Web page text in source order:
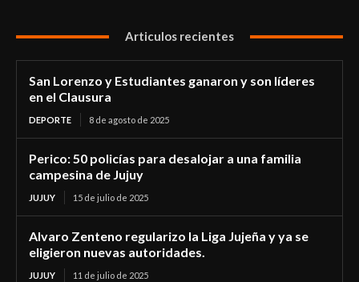
Articulos recientes
San Lorenzo y Estudiantes ganaron y son líderes
en el Clausura
DEPORTE 8 de agosto de 2025
Perico: 50 policías para desalojar a una familia
campesina de Jujuy
JUJUY 15 de julio de 2025
Alvaro Zenteno regularizo la Liga Jujeña y ya se
eligieron nuevas autoridades.
JUJUY 11 de julio de 2025